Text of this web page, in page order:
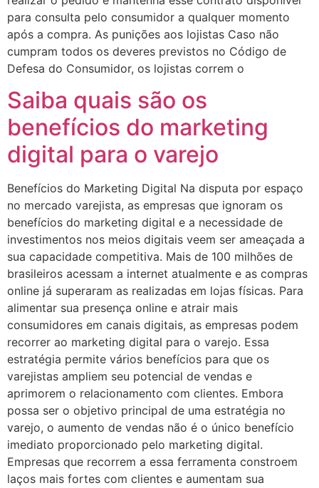
para consulta pelo consumidor a qualquer momento
após a compra. As punições aos lojistas Caso não
cumpram todos os deveres previstos no Código de
Defesa do Consumidor, os lojistas correm o
Saiba quais são os
benefícios do marketing
digital para o varejo
Benefícios do Marketing Digital Na disputa por espaço
no mercado varejista, as empresas que ignoram os
benefícios do marketing digital e a necessidade de
investimentos nos meios digitais veem ser ameaçada a
sua capacidade competitiva. Mais de 100 milhões de
brasileiros acessam a internet atualmente e as compras
online já superaram as realizadas em lojas físicas. Para
alimentar sua presença online e atrair mais
consumidores em canais digitais, as empresas podem
recorrer ao marketing digital para o varejo. Essa
estratégia permite vários benefícios para que os
varejistas ampliem seu potencial de vendas e
aprimorem o relacionamento com clientes. Embora
possa ser o objetivo principal de uma estratégia no
varejo, o aumento de vendas não é o único benefício
imediato proporcionado pelo marketing digital.
Empresas que recorrem a essa ferramenta constroem
laços mais fortes com clientes e aumentam sua